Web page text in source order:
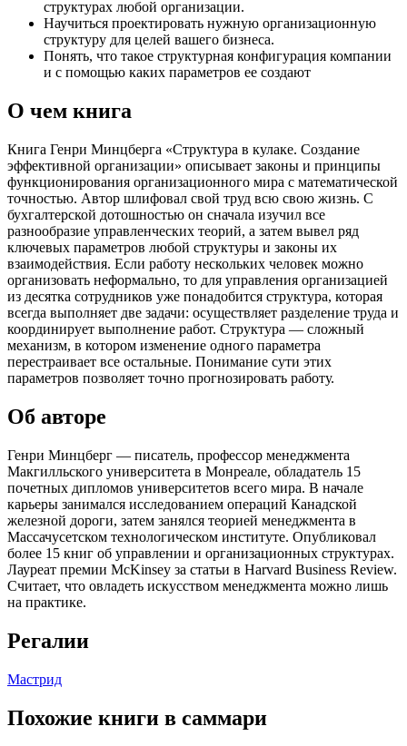
структурах любой организации.
Научиться проектировать нужную организационную
структуру для целей вашего бизнеса.
Понять, что такое структурная конфигурация компании
и с помощью каких параметров ее создают
О чем книга
Книга Генри Минцберга «Структура в кулаке. Создание
эффективной организации» описывает законы и принципы
функционирования организационного мира с математической
точностью. Автор шлифовал свой труд всю свою жизнь. С
бухгалтерской дотошностью он сначала изучил все
разнообразие управленческих теорий, а затем вывел ряд
ключевых параметров любой структуры и законы их
взаимодействия. Если работу нескольких человек можно
организовать неформально, то для управления организацией
из десятка сотрудников уже понадобится структура, которая
всегда выполняет две задачи: осуществляет разделение труда и
координирует выполнение работ. Структура — сложный
механизм, в котором изменение одного параметра
перестраивает все остальные. Понимание сути этих
параметров позволяет точно прогнозировать работу.
Об авторе
Генри Минцберг — писатель, профессор менеджмента
Макгилльского университета в Монреале, обладатель 15
почетных дипломов университетов всего мира. В начале
карьеры занимался исследованием операций Канадской
железной дороги, затем занялся теорией менеджмента в
Массачусетском технологическом институте. Опубликовал
более 15 книг об управлении и организационных структурах.
Лауреат премии McKinsey за статьи в Harvard Business Review.
Считает, что овладеть искусством менеджмента можно лишь
на практике.
Регалии
Мастрид
Похожие книги в саммари